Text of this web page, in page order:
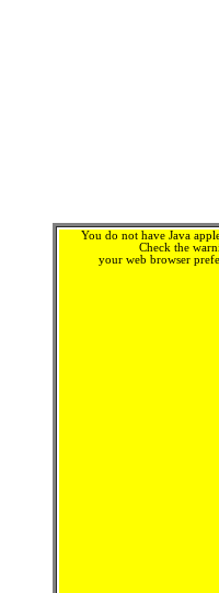
You do not have Java
Check the
your web browser